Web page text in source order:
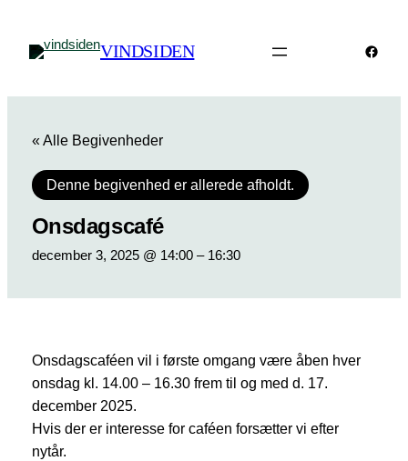
VINDSIDEN
« Alle Begivenheder
Denne begivenhed er allerede afholdt.
Onsdagscafé
december 3, 2025 @ 14:00– 16:30
Onsdagscaféen vil i første omgang være åben hver
onsdag kl. 14.00 – 16.30 frem til og med d. 17.
december 2025.
Hvis der er interesse for caféen forsætter vi efter
nytår.